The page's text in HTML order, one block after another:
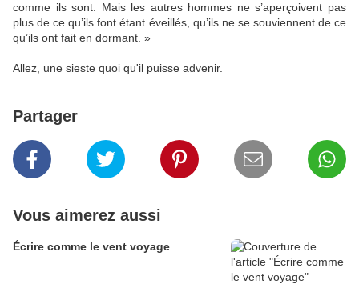
comme ils sont. Mais les autres hommes ne s’aperçoivent pas
plus de ce qu’ils font étant éveillés, qu’ils ne se souviennent de ce
qu’ils ont fait en dormant. »
Allez, une sieste quoi qu'il puisse advenir.
Partager
Vous aimerez aussi
Écrire comme le vent voyage